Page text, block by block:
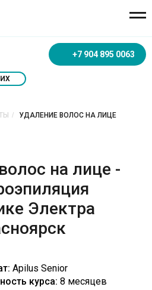
+7 904 895 0063
/ УДАЛЕНИЕ ВОЛОС НА ЛИЦЕ
на лице -
Электра
Apilus Senior
курса: 8 месяцев